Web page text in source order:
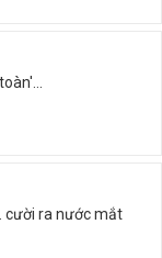
cười ra nước mắt